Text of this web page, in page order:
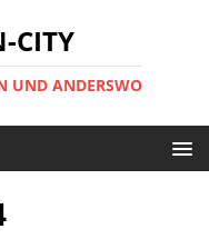
CITY
UND ANDERSWO